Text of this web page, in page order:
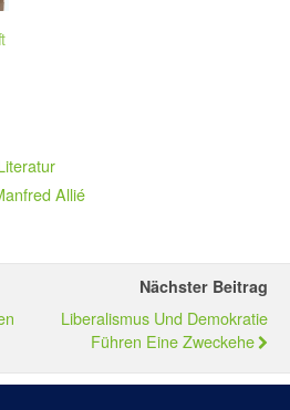
Allié
Nächster Beitrag
Liberalismus Und Demokratie
Führen Eine Zweckehe